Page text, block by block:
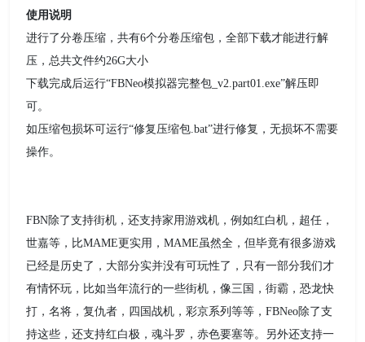
使用说明
进行了分卷压缩，共有6个分卷压缩包，全部下载才能进行解
压，总共文件约26G大小
下载完成后运行“FBNeo模拟器完整包_v2.part01.exe”解压即
可。
如压缩包损坏可运行“修复压缩包.bat”进行修复，无损坏不需要
操作。
FBN除了支持街机，还支持家用游戏机，例如红白机，超任，
世嘉等，比MAME更实用，MAME虽然全，但毕竟有很多游戏
已经是历史了，大部分实并没有可玩性了，只有一部分我们才
有情怀玩，比如当年流行的一些街机，像三国，街霸，恐龙快
打，名将，复仇者，四国战机，彩京系列等等，FBNeo除了支
持这些，还支持红白极，魂斗罗，赤色要塞等。另外还支持一